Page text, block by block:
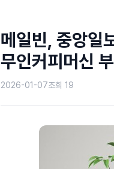
메일빈, 중앙일
무인커피머신
2026-01-07조회 19